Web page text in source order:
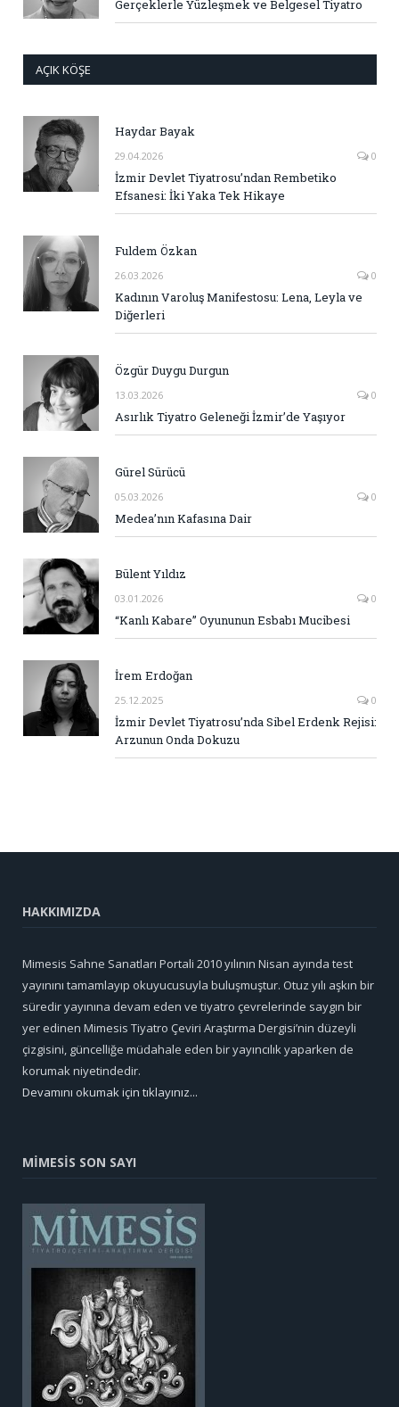
Gerçeklerle Yüzleşmek ve Belgesel Tiyatro
AÇIK KÖŞE
Haydar Bayak
29.04.2026 0
İzmir Devlet Tiyatrosu’ndan Rembetiko
Efsanesi: İki Yaka Tek Hikaye
Fuldem Özkan
26.03.2026 0
Kadının Varoluş Manifestosu: Lena, Leyla ve
Diğerleri
Özgür Duygu Durgun
13.03.2026 0
Asırlık Tiyatro Geleneği İzmir’de Yaşıyor
Gürel Sürücü
05.03.2026 0
Medea’nın Kafasına Dair
Bülent Yıldız
03.01.2026 0
“Kanlı Kabare” Oyununun Esbabı Mucibesi
İrem Erdoğan
25.12.2025 0
İzmir Devlet Tiyatrosu’nda Sibel Erdenk Rejisi:
Arzunun Onda Dokuzu
HAKKIMIZDA
Mimesis Sahne Sanatları Portali 2010 yılının Nisan ayında test
yayınını tamamlayıp okuyucusuyla buluşmuştur. Otuz yılı aşkın bir
süredir yayınına devam eden ve tiyatro çevrelerinde saygın bir
yer edinen Mimesis Tiyatro Çeviri Araştırma Dergisi’nin düzeyli
çizgisini, güncelliğe müdahale eden bir yayıncılık yaparken de
korumak niyetindedir.
Devamını okumak için tıklayınız...
MİMESİS SON SAYI